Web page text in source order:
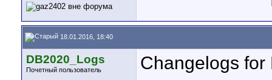
18.01.2016, 18:40
DB2020_Logs
Почетный пользователь
Changelogs for